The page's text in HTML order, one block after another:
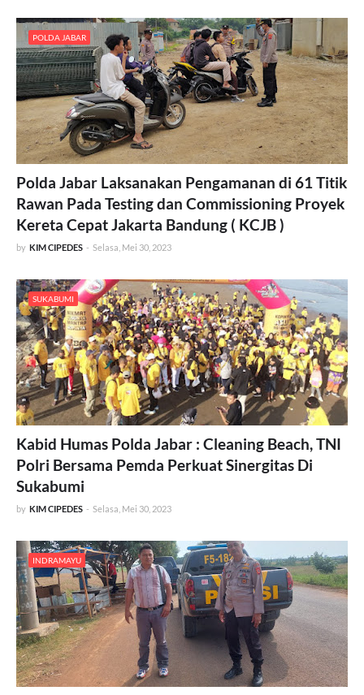
POLDA JABAR
Polda Jabar Laksanakan Pengamanan di 61 Titik
Rawan Pada Testing dan Commissioning Proyek
Kereta Cepat Jakarta Bandung ( KCJB )
by KIM CIPEDES - Selasa, Mei 30, 2023
SUKABUMI
Kabid Humas Polda Jabar : Cleaning Beach, TNI
Polri Bersama Pemda Perkuat Sinergitas Di
Sukabumi
by KIM CIPEDES - Selasa, Mei 30, 2023
INDRAMAYU